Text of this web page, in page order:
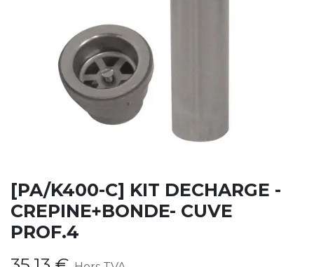
[PA/K400-C] KIT DECHARGE -
CREPINE+BONDE- CUVE
PROF.4